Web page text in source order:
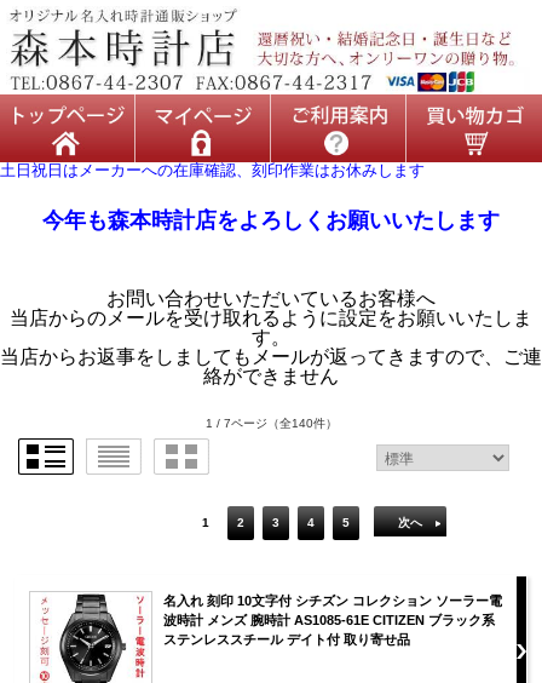
土日祝日はメーカーへの在庫確認、刻印作業はお休みします
今年も森本時計店をよろしくお願いいたします
お問い合わせいただいているお客様へ
当店からのメールを受け取れるように設定をお願いいたしま
す。
当店からお返事をしましてもメールが返ってきますので、ご連
絡ができません
1 / 7ページ （全140件）
1 2 3 4 5 次へ
名入れ 刻印 10文字付 シチズン コレクション ソーラー電
波時計 メンズ 腕時計 AS1085-61E CITIZEN ブラック系
ステンレススチール デイト付 取り寄せ品